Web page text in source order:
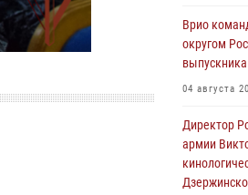
Иван
армии с
07 августа
округу
Кузнецова
07 августа
Врио
округом
04 августа
Директор
армии